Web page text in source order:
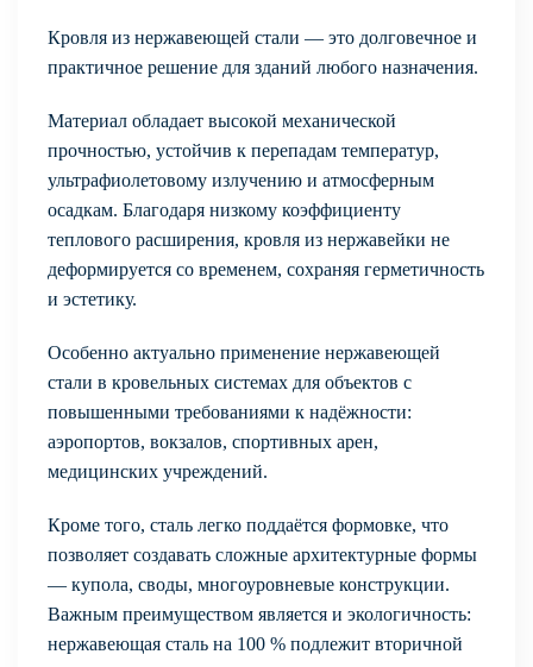
Кровля из нержавеющей стали — это долговечное и
практичное решение для зданий любого назначения.
Материал обладает высокой механической
прочностью, устойчив к перепадам температур,
ультрафиолетовому излучению и атмосферным
осадкам. Благодаря низкому коэффициенту
теплового расширения, кровля из нержавейки не
деформируется со временем, сохраняя герметичность
и эстетику.
Особенно актуально применение нержавеющей
стали в кровельных системах для объектов с
повышенными требованиями к надёжности:
аэропортов, вокзалов, спортивных арен,
медицинских учреждений.
Кроме того, сталь легко поддаётся формовке, что
позволяет создавать сложные архитектурные формы
— купола, своды, многоуровневые конструкции.
Важным преимуществом является и экологичность:
нержавеющая сталь на 100 % подлежит вторичной